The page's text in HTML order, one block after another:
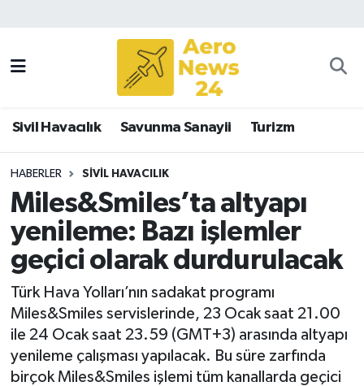
Sivil Havacılık Savunma Sanayii Turizm
HABERLER SIVIL HAVACILIK
Miles&Smiles’ta altyapı
yenileme: Bazı işlemler
geçici olarak durdurulacak
Türk Hava Yolları’nın sadakat programı
Miles&Smiles servislerinde, 23 Ocak saat 21.00
ile 24 Ocak saat 23.59 (GMT+3) arasında altyapı
yenileme çalışması yapılacak. Bu süre zarfında
birçok Miles&Smiles işlemi tüm kanallarda geçici